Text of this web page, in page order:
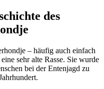
des
– häufig auch einfach
sehr alte Rasse. Sie wurde
bei der Entenjagd zu